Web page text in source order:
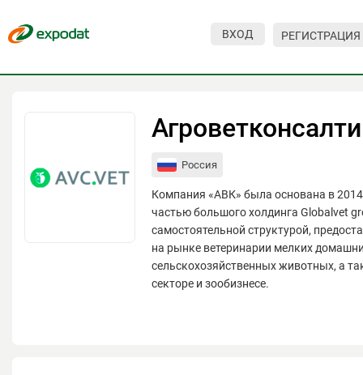
ВХОД РЕГИСТРАЦИЯ
Россия
Компания «АВК» была основана в 2014
частью большого холдинга Globalvet
самостоятельной структурой,
на рынке ветеринарии мелких
сельскохозяйственных животных, а
секторе и зообизнесе.
Мероприятия
Организациям